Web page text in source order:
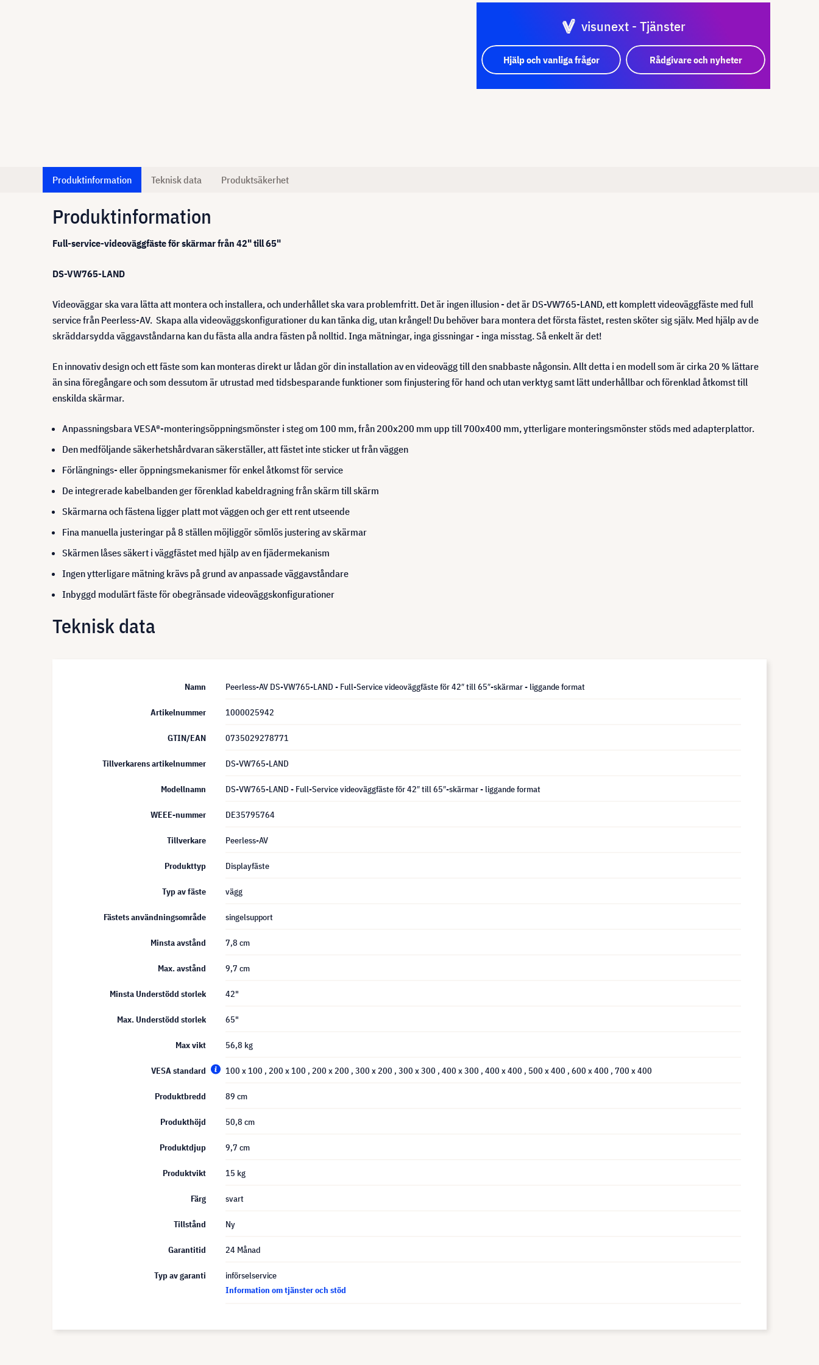
visunext - Tjänster
Hjälp och vanliga frågor Rådgivare och nyheter
Produktinformation Teknisk data Produktsäkerhet
Produktinformation
Full-service-videoväggfäste för skärmar från 42" till 65"
DS-VW765-LAND
Videoväggar ska vara lätta att montera och installera, och underhållet ska vara problemfritt. Det är ingen illusion - det är DS-VW765-LAND, ett komplett videoväggfäste med full
service från Peerless-AV. Skapa alla videoväggskonfigurationer du kan tänka dig, utan krångel! Du behöver bara montera det första fästet, resten sköter sig själv. Med hjälp av de
skräddarsydda väggavståndarna kan du fästa alla andra fästen på nolltid. Inga mätningar, inga gissningar - inga misstag. Så enkelt är det!
En innovativ design och ett fäste som kan monteras direkt ur lådan gör din installation av en videovägg till den snabbaste någonsin. Allt detta i en modell som är cirka 20 % lättare
än sina föregångare och som dessutom är utrustad med tidsbesparande funktioner som finjustering för hand och utan verktyg samt lätt underhållbar och förenklad åtkomst till
enskilda skärmar.
Anpassningsbara VESA®-monteringsöppningsmönster i steg om 100 mm, från 200x200 mm upp till 700x400 mm, ytterligare monteringsmönster stöds med adapterplattor.
Den medföljande säkerhetshårdvaran säkerställer, att fästet inte sticker ut från väggen
Förlängnings- eller öppningsmekanismer för enkel åtkomst för service
De integrerade kabelbanden ger förenklad kabeldragning från skärm till skärm
Skärmarna och fästena ligger platt mot väggen och ger ett rent utseende
Fina manuella justeringar på 8 ställen möjliggör sömlös justering av skärmar
Skärmen låses säkert i väggfästet med hjälp av en fjädermekanism
Ingen ytterligare mätning krävs på grund av anpassade väggavståndare
Inbyggd modulärt fäste för obegränsade videoväggskonfigurationer
Teknisk data
Namn Peerless-AV DS-VW765-LAND - Full-Service videoväggfäste för 42″ till 65″-skärmar - liggande format
Artikelnummer 1000025942
GTIN/EAN 0735029278771
Tillverkarens artikelnummer DS-VW765-LAND
Modellnamn DS-VW765-LAND - Full-Service videoväggfäste för 42″ till 65″-skärmar - liggande format
WEEE-nummer DE35795764
Tillverkare Peerless-AV
Produkttyp Displayfäste
Typ av fäste vägg
Fästets användningsområde singelsupport
Minsta avstånd 7,8 cm
Max. avstånd 9,7 cm
Minsta Understödd storlek 42"
Max. Understödd storlek 65"
Max vikt 56,8 kg
VESA standard 100 x 100 , 200 x 100 , 200 x 200 , 300 x 200 , 300 x 300 , 400 x 300 , 400 x 400 , 500 x 400 , 600 x 400 , 700 x 400
Produktbredd 89 cm
Produkthöjd 50,8 cm
Produktdjup 9,7 cm
Produktvikt 15 kg
Färg svart
Tillstånd Ny
Garantitid 24 Månad
Typ av garanti
införselservice
Information om tjänster och stöd